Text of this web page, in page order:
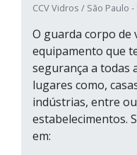
CCV Vidros / São Paulo -
O guarda corpo de
equipamento que
segurança a todas
lugares como,
indústrias, entre
estabelecimentos.
em: